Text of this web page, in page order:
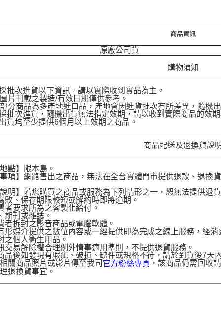
商品資訊
原廠公司貨
購物須知
批次進貨以下資訊，請以實際收到實品為主。
刊載之製造/有效日期僅供參考。
商品為多產地進口品，產地會因進貨批次有所差異，隨機出
批次進貨，隨機出貨無法指定效期，請以收到實際商品的效期
貨均至少提供6個月以上效期之商品。
商品配送及退換貨說明
點】限本島。
項】網路售出之商品，無法在全台實體門市提供退款、退換
明】若您購買之商品或服務為下列情形之一，恕無法提供退貨
敗、保存期限較短或解約時即將逾期。
者要求所為之客製化給付。
期刊或雜誌。
者拆封之影音商品或電腦軟體。
形媒介提供之數位內容或一經提供即為完成之線上服務，經消
之個人衛生用品。
交易解除權合理例外情事適用準則，不提供退貨服務。
品後如發現有瑕疵、破損、缺件或規格不符，請於到貨後7天
關商品照片或影片傳至我司 官方粉絲專頁 ，該商品仍需回收
退換貨事宜。